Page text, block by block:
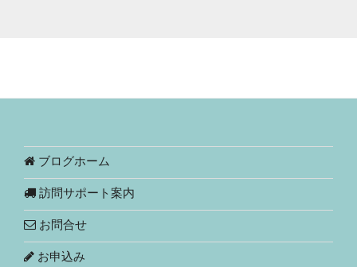
ブログホーム
訪問サポート案内
お問合せ
お申込み